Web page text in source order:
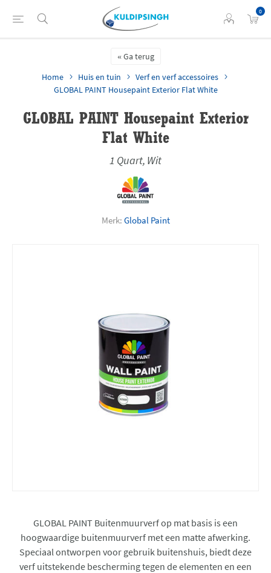
0
Ga terug
Home
Huis en tuin
Verf en verf accessoires
GLOBAL PAINT Housepaint Exterior Flat White
GLOBAL PAINT Housepaint Exterior
Flat White
1 Quart, Wit
Merk: Global Paint
GLOBAL PAINT Buitenmuurverf op mat basis is een
hoogwaardige buitenmuurverf met een matte afwerking.
Speciaal ontworpen voor gebruik buitenshuis, biedt deze
verf uitstekende bescherming tegen de elementen en een